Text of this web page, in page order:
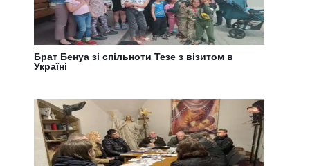
Брат Бенуа зі спільноти Тезе з візитом в
Україні